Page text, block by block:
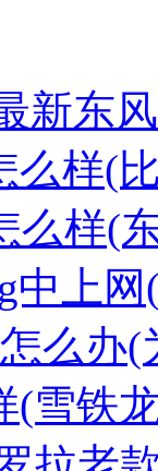
新东
么样(
么样(
中上网
么办(
(雪铁